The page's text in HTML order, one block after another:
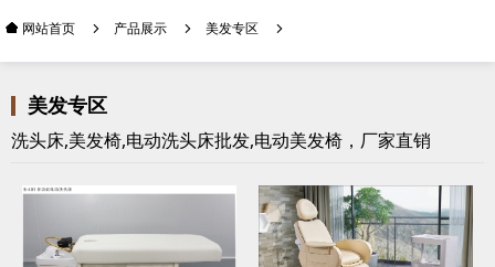
网站首页 产品展示 美发专区
美发专区
洗头床,美发椅,电动洗头床批发,电动美发椅，厂家直销